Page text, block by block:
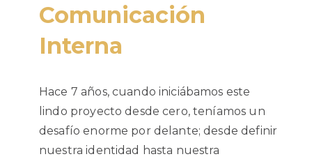
Comunicación
Interna
Hace 7 años, cuando iniciábamos este
lindo proyecto desde cero, teníamos un
desafío enorme por delante; desde definir
nuestra identidad hasta nuestra